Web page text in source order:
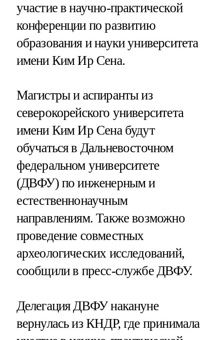
участие в научно-практической
конференции по развитию
образования и науки университета
имени Ким Ир Сена.
Магистры и аспиранты из
северокорейского университета
имени Ким Ир Сена будут
обучаться в Дальневосточном
федеральном университете
(ДВФУ) по инженерным и
естественнонаучным
направлениям. Также возможно
проведение совместных
археологических исследований,
сообщили в пресс-службе ДВФУ.
Делегация ДВФУ накануне
вернулась из КНДР, где принимала